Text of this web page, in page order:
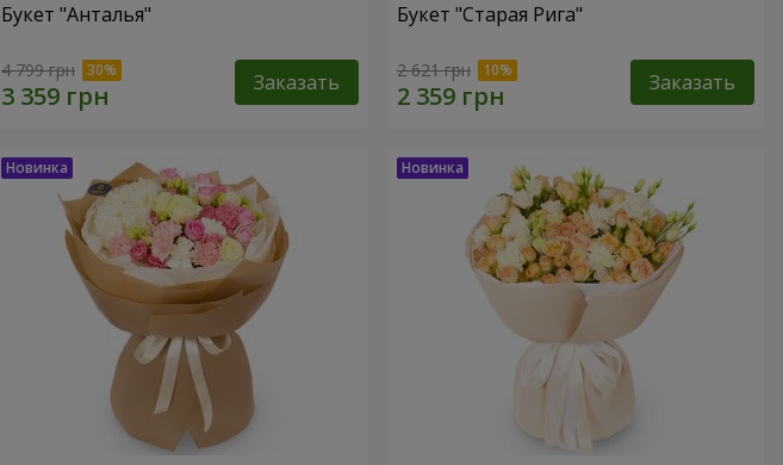
Букет "Анталья"
4 799 грн Заказать
Букет "Старая Рига"
2 621 грн Заказать